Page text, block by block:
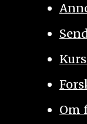
Om